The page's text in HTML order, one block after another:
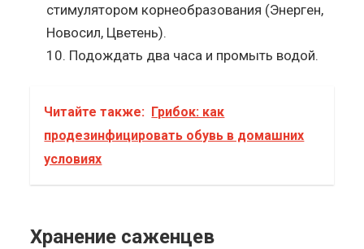
стимулятором корнеобразования (Энерген,
Новосил, Цветень).
Подождать два часа и промыть водой.
Читайте также: Грибок: как
продезинфицировать обувь в домашних
условиях
Хранение саженцев